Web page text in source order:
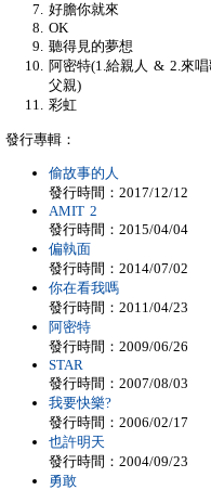
好膽你就來
OK
聽得見的夢想
阿密特(1.給親人 & 2.來
父親)
彩虹
發行專輯：
偷故事的人
發行時間：2017/12/12
AMIT 2
發行時間：2015/04/04
偏執面
發行時間：2014/07/02
你在看我嗎
發行時間：2011/04/23
阿密特
發行時間：2009/06/26
STAR
發行時間：2007/08/03
我要快樂?
發行時間：2006/02/17
也許明天
發行時間：2004/09/23
勇敢